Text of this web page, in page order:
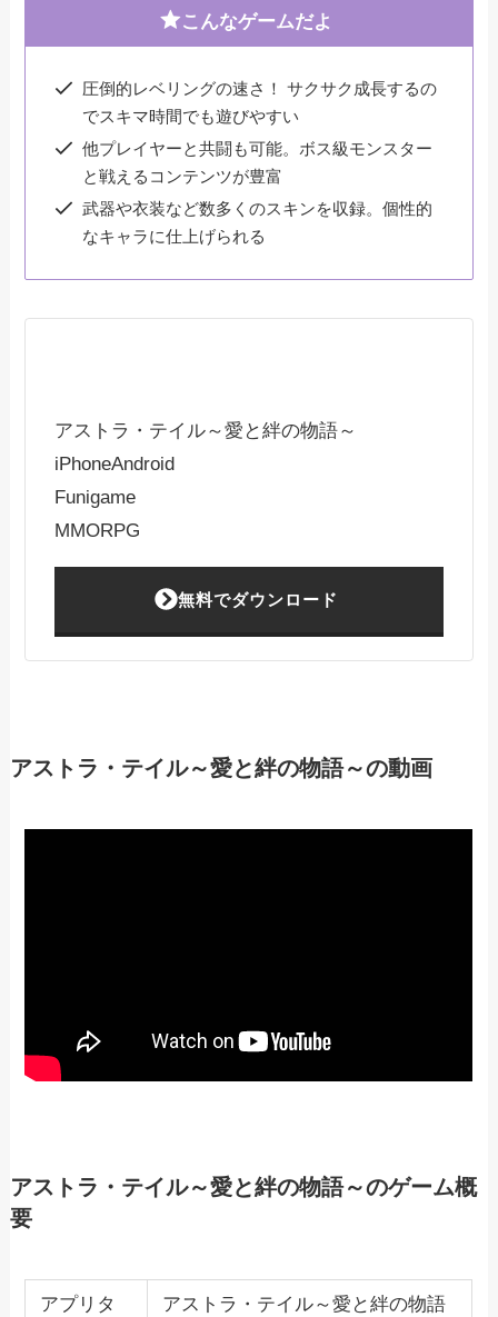
こんなゲームだよ
圧倒的レベリングの速さ！ サクサク成長するの
でスキマ時間でも遊びやすい
他プレイヤーと共闘も可能。ボス級モンスター
と戦えるコンテンツが豊富
武器や衣装など数多くのスキンを収録。個性的
なキャラに仕上げられる
アストラ・テイル～愛と絆の物語～
iPhoneAndroid
Funigame
MMORPG
無料でダウンロード
アストラ・テイル～愛と絆の物語～の動画
アストラ・テイル～愛と絆の物語～のゲーム概
要
アプリタ アストラ・テイル～愛と絆の物語